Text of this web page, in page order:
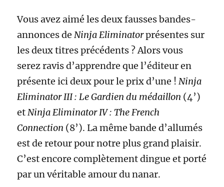
Vous avez aimé les deux fausses bandes-
annonces deNinja Eliminatorprésentes sur
les deux titres précédents ? Alors vous
serez ravis d’apprendre que l’éditeur en
présente ici deux pour le prix d’une !Ninja
Eliminator III : Le Gardien du médaillon (4’)
etNinja Eliminator IV : The French
Connection (8’). La même bande d’allumés
est de retour pour notre plus grand plaisir.
C’est encore complètement dingue et porté
par un véritable amour du nanar.